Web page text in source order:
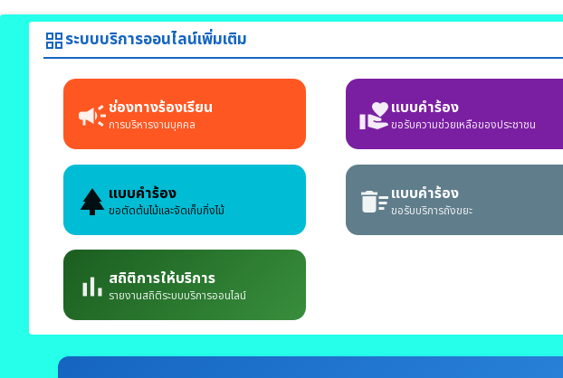
grid_viewระบบบริการออนไลน์เพิ่มเติม
campaignช่องทางร้องเรียน
การบริหารงานบุคคล volunteer_activismแบบคำร้อง
ขอรับความช่วยเหลือของประชาชน
park แบบคำร้อง
ขอตัดต้นไม้และจัดเก็บกิ่งไม้ delete_sweepแบบคำร้อง
ขอรับบริการถังขยะ
bar_chart สถิติการให้บริการ
รายงานสถิติระบบบริการออนไลน์